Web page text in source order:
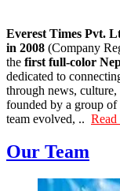
Everest Times Pvt.
in 2008 (Company
the first full-color
dedicated to
through news, culture,
founded by a group
team evolved, ..
Our Team